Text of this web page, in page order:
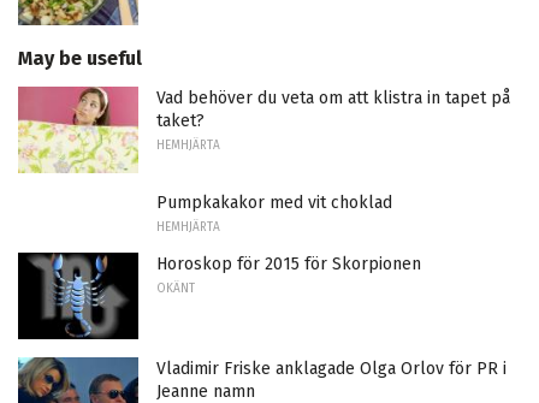
May be useful
Vad behöver du veta om att klistra in tapet på
taket?
HEMHJÄRTA
Pumpkakakor med vit choklad
HEMHJÄRTA
Horoskop för 2015 för Skorpionen
OKÄNT
Vladimir Friske anklagade Olga Orlov för PR i
Jeanne namn